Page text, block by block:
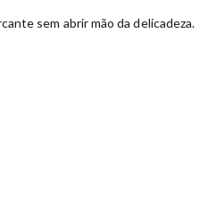
sem abrir mão da delicadeza.